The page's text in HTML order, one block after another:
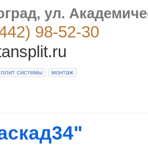
ул.
98-52-30
системы монтаж